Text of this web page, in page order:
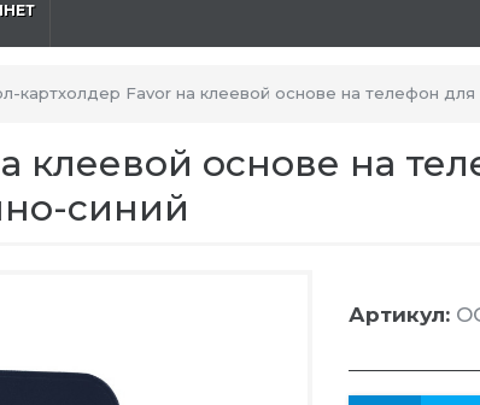
картхолдер Favor на клеевой основе на телефон для
клеевой основе на
синий
Артикул: